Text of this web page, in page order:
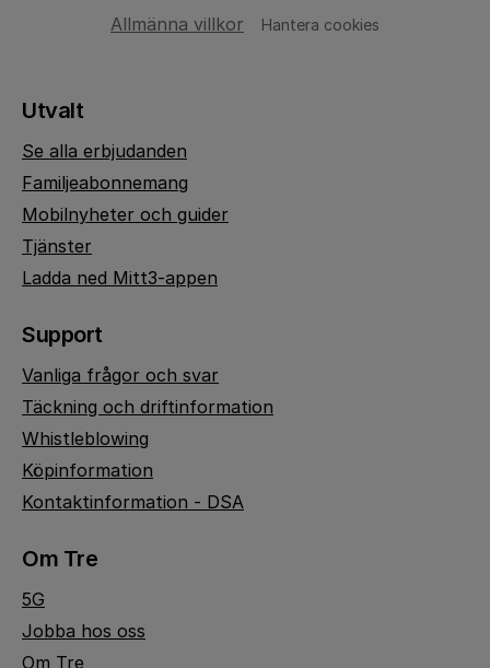
Allmänna villkor Hantera cookies
Utvalt
Se alla erbjudanden
Familjeabonnemang
Mobilnyheter och guider
Tjänster
Ladda ned Mitt3-appen
Support
Vanliga frågor och svar
Täckning och driftinformation
Whistleblowing
Köpinformation
Kontaktinformation - DSA
Om Tre
5G
Jobba hos oss
Om Tre